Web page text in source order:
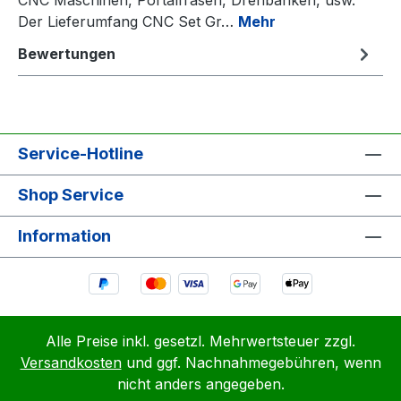
Der Lieferumfang CNC Set Gr… Mehr
Bewertungen
Service-Hotline
Shop Service
Information
Alle Preise inkl. gesetzl. Mehrwertsteuer zzgl.
Versandkostenund ggf. Nachnahmegebühren, wenn
nicht anders angegeben.